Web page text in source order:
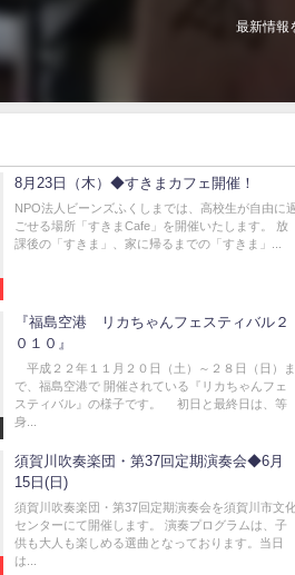
最新情報
8月23日（木）◆すきまカフェ開催！
NPO法人ビーンズふくしまでは、高校生が自由に
ごせる場所「すきまCafe」を開催いたします。 放
課後の「すきま」、家に帰るまでの「すきま」...
『福島空港 リカちゃんフェスティバル２
０１０』
平成２２年１１月２０日（土）～２８日（日）ま
で、福島空港で 開催されている『リカちゃんフェ
スティバル』の様子です。 初日と最終日は、等
身...
須賀川吹奏楽団・第37回定期演奏会◆6月
15日(日)
須賀川吹奏楽団・第37回定期演奏会を須賀川市文
センターにて開催します。 演奏プログラムは、子
供も大人も楽しめる選曲となっております。当日
は...